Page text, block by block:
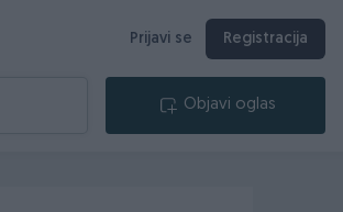
Prijavi se Registracija
Objavi oglas